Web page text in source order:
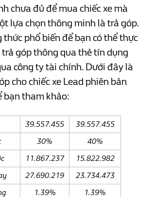
chưa đủ để mua chiếc xe mà
lựa chọn thông minh là trả góp.
thức phổ biến để bạn có thể thực
góp thông qua thẻ tín dụng
công ty tài chính. Dưới đây là
cho chiếc xe Lead phiên bản
bạn tham khảo:
39.557.455
39.557.455
30%
40%
11.867.237
15.822.982
27.690.219
23.734.473
1.39%
1.39%